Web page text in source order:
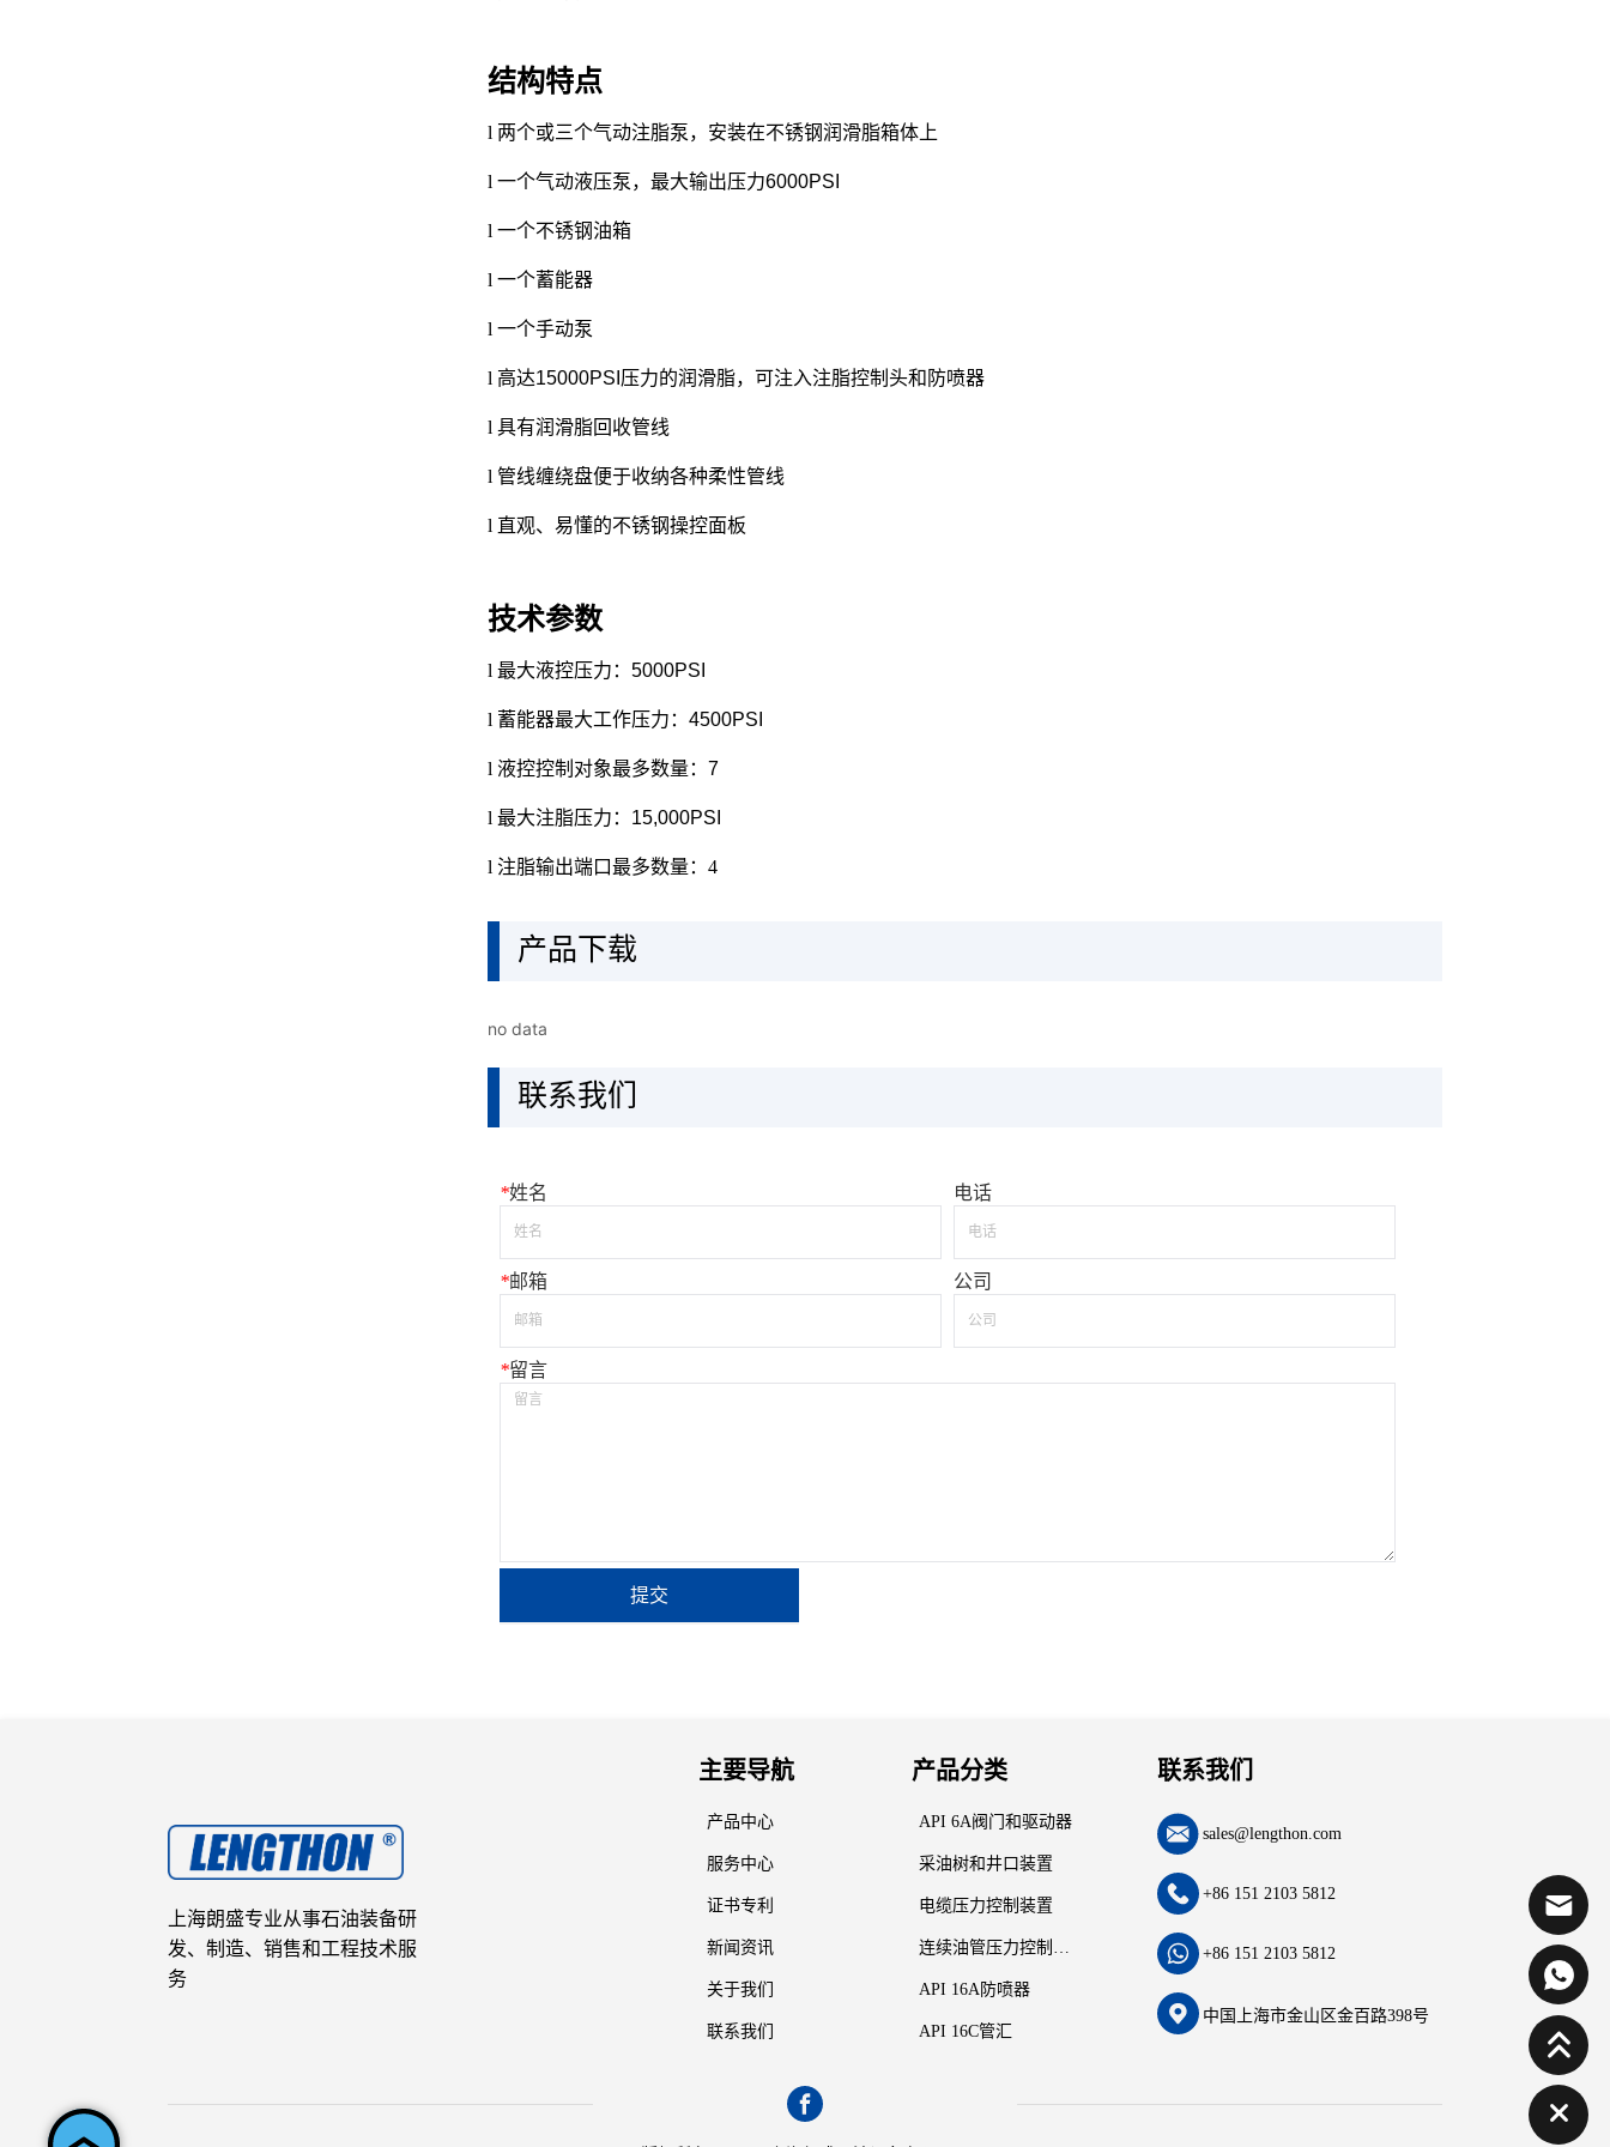
产品下载
no data
联系我们
*姓名 电话
*邮箱 公司
*留言
提交
上海朗盛专业从事石油装备研
发、制造、销售和工程技术服
务
主要导航
产品中心
服务中心
证书专利
新闻资讯
关于我们
联系我们
产品分类
API 6A阀门和驱动器
采油树和井口装置
电缆压力控制装置
连续油管压力控制装置
API 16A防喷器
API 16C管汇
联系我们
sales@lengthon.com
+86 151 2103 5812
+86 151 2103 5812
中国上海市金山区金百路398号